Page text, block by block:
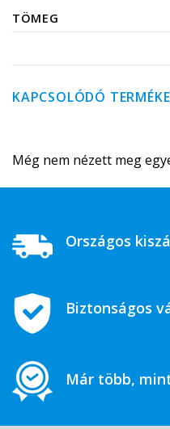
TÖMEG
KAPCSOLÓDÓ
Még nem nézett meg
Országos
Biztonságos
Már több,